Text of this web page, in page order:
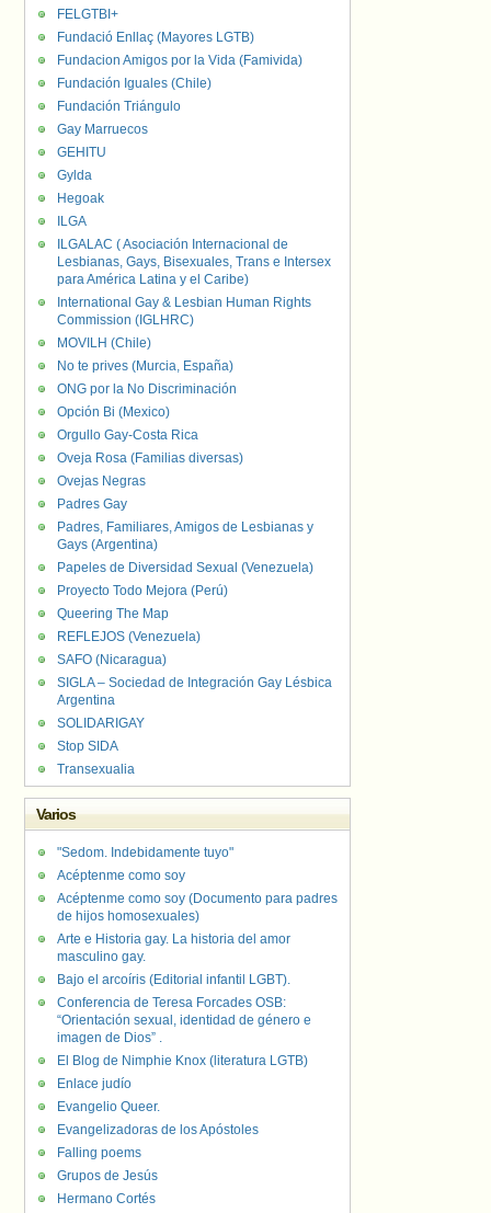
FELGTBI+
Fundació Enllaç (Mayores LGTB)
Fundacion Amigos por la Vida (Famivida)
Fundación Iguales (Chile)
Fundación Triángulo
Gay Marruecos
GEHITU
Gylda
Hegoak
ILGA
ILGALAC ( Asociación Internacional de
Lesbianas, Gays, Bisexuales, Trans e Intersex
para América Latina y el Caribe)
International Gay & Lesbian Human Rights
Commission (IGLHRC)
MOVILH (Chile)
No te prives (Murcia, España)
ONG por la No Discriminación
Opción Bi (Mexico)
Orgullo Gay-Costa Rica
Oveja Rosa (Familias diversas)
Ovejas Negras
Padres Gay
Padres, Familiares, Amigos de Lesbianas y
Gays (Argentina)
Papeles de Diversidad Sexual (Venezuela)
Proyecto Todo Mejora (Perú)
Queering The Map
REFLEJOS (Venezuela)
SAFO (Nicaragua)
SIGLA – Sociedad de Integración Gay Lésbica
Argentina
SOLIDARIGAY
Stop SIDA
Transexualia
Varios
"Sedom. Indebidamente tuyo"
Acéptenme como soy
Acéptenme como soy (Documento para padres
de hijos homosexuales)
Arte e Historia gay. La historia del amor
masculino gay.
Bajo el arcoíris (Editorial infantil LGBT).
Conferencia de Teresa Forcades OSB:
“Orientación sexual, identidad de género e
imagen de Dios” .
El Blog de Nimphie Knox (literatura LGTB)
Enlace judío
Evangelio Queer.
Evangelizadoras de los Apóstoles
Falling poems
Grupos de Jesús
Hermano Cortés